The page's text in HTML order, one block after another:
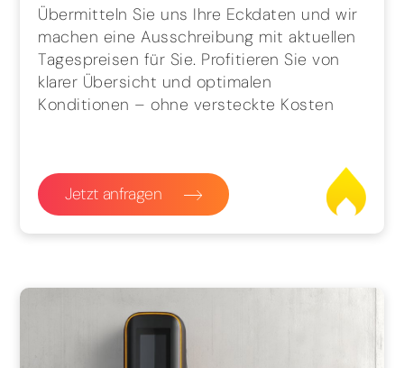
Übermitteln Sie uns Ihre Eckdaten und wir
machen eine Ausschreibung mit aktuellen
Tagespreisen für Sie. Profitieren Sie von
klarer Übersicht und optimalen
Konditionen – ohne versteckte Kosten
Jetzt anfragen